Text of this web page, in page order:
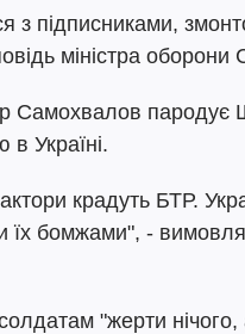
з підписниками,
міністра оборони
Самохвалов пародує
в Україні.
крадуть БТР.
їх бомжами", -
"жерти нічого,